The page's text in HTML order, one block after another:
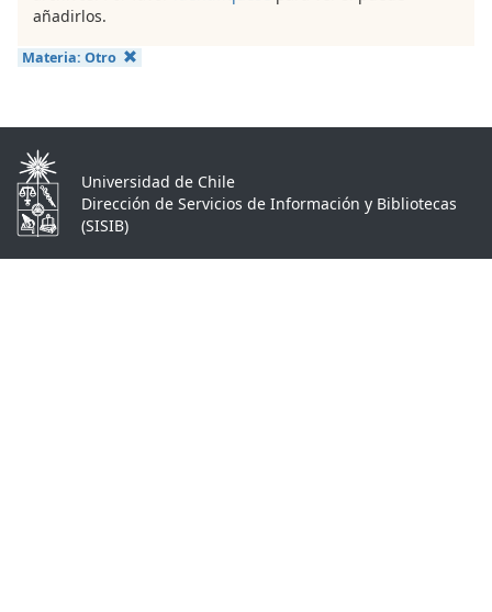
añadirlos.
Materia: Otro
Universidad de Chile
Dirección de Servicios de Información y Bibliotecas
(SISIB)